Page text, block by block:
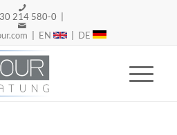
214 580-0 |
EN DE